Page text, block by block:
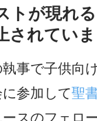
トが現れ
されてい
事で子供向
参加して聖
スのフェロ